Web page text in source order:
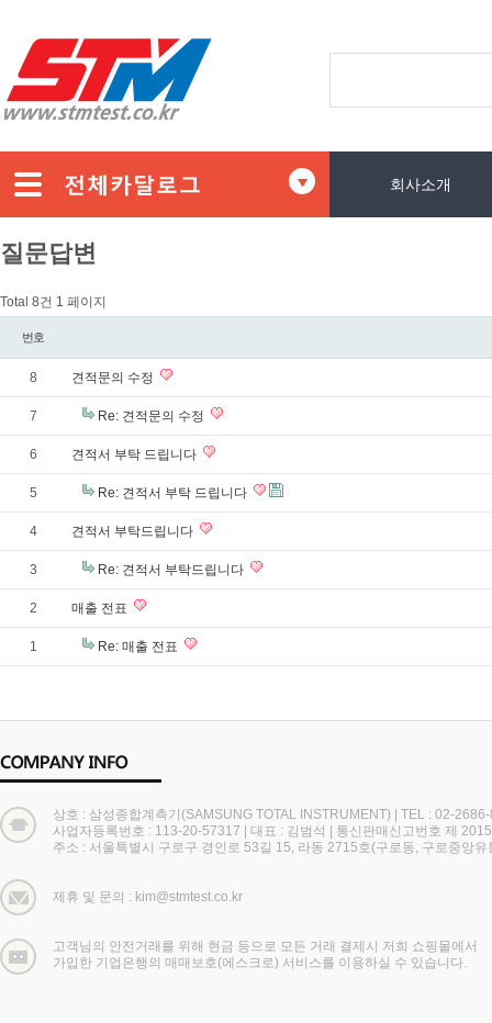
회사소개
질문답변
Total 8건 1 페이지
번호
8 견적문의 수정
7 Re: 견적문의 수정
6 견적서 부탁 드립니다
5 Re: 견적서 부탁 드립니다
4 견적서 부탁드립니다
3 Re: 견적서 부탁드립니다
2 매출 전표
1 Re: 매출 전표
상호 : 삼성종합계측기(SAMSUNG TOTAL INSTRUMENT)
TEL : 02-
사업자등록번호 : 113-20-57317
대표 : 김범석
통신판매신고번호 제
주소 : 서울특별시 구로구 경인로 53길 15, 라동 2715호(구로동, 구로중앙유
제휴 및 문의 : kim@stmtest.co.kr
고객님의 안전거래를 위해 현금 등으로 모든 거래 결제시 저희 쇼핑몰에서
가입한 기업은행의 매매보호(에스크로) 서비스를 이용하실 수 있습니다.